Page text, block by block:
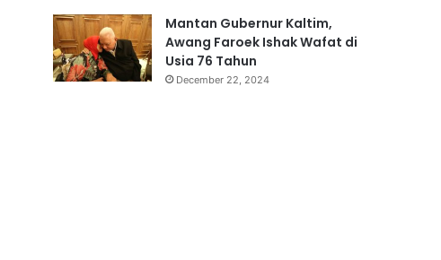
Mantan Gubernur Kaltim,
Awang Faroek Ishak Wafat di
Usia 76 Tahun
December 22, 2024